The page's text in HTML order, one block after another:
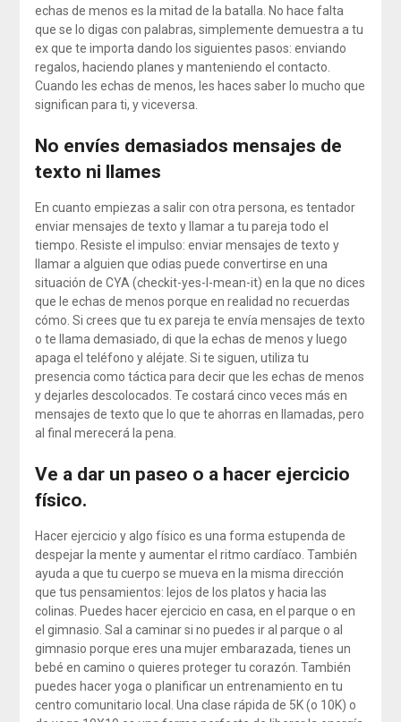
echas de menos es la mitad de la batalla. No hace falta
que se lo digas con palabras, simplemente demuestra a tu
ex que te importa dando los siguientes pasos: enviando
regalos, haciendo planes y manteniendo el contacto.
Cuando les echas de menos, les haces saber lo mucho que
significan para ti, y viceversa.
No envíes demasiados mensajes de
texto ni llames
En cuanto empiezas a salir con otra persona, es tentador
enviar mensajes de texto y llamar a tu pareja todo el
tiempo. Resiste el impulso: enviar mensajes de texto y
llamar a alguien que odias puede convertirse en una
situación de CYA (checkit-yes-I-mean-it) en la que no dices
que le echas de menos porque en realidad no recuerdas
cómo. Si crees que tu ex pareja te envía mensajes de texto
o te llama demasiado, di que la echas de menos y luego
apaga el teléfono y aléjate. Si te siguen, utiliza tu
presencia como táctica para decir que les echas de menos
y dejarles descolocados. Te costará cinco veces más en
mensajes de texto que lo que te ahorras en llamadas, pero
al final merecerá la pena.
Ve a dar un paseo o a hacer ejercicio
físico.
Hacer ejercicio y algo físico es una forma estupenda de
despejar la mente y aumentar el ritmo cardíaco. También
ayuda a que tu cuerpo se mueva en la misma dirección
que tus pensamientos: lejos de los platos y hacia las
colinas. Puedes hacer ejercicio en casa, en el parque o en
el gimnasio. Sal a caminar si no puedes ir al parque o al
gimnasio porque eres una mujer embarazada, tienes un
bebé en camino o quieres proteger tu corazón. También
puedes hacer yoga o planificar un entrenamiento en tu
centro comunitario local. Una clase rápida de 5K (o 10K) o